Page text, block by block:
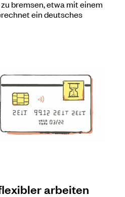
bremsen, etwa mit einem
ein deutsches
arbeiten